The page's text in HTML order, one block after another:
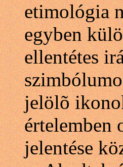
etimológia
egyben
ellentétes
jelölõ
értelemben
jelentése